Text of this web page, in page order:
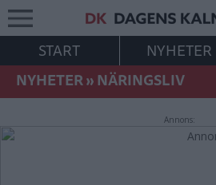
START NYHETER
NYHETER»NÄRINGSLIV
Annons: